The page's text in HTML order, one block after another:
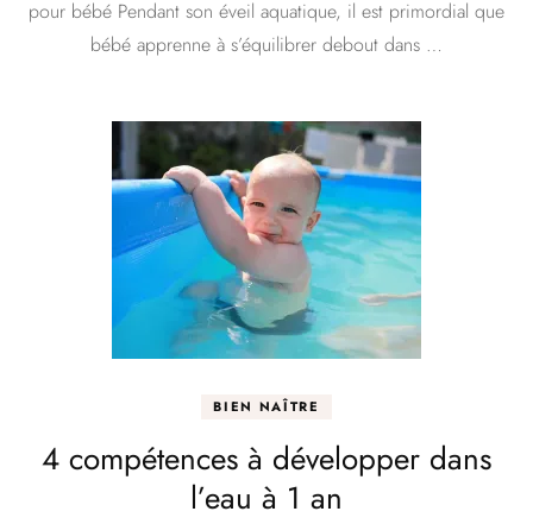
pour bébé Pendant son éveil aquatique, il est primordial que
bébé apprenne à s’équilibrer debout dans …
BIEN NAÎTRE
4 compétences à développer dans
l’eau à 1 an